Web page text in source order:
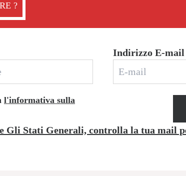
?
Indirizzo E-mail
l'informativa sulla
Gli Stati Generali, controlla la tua mail